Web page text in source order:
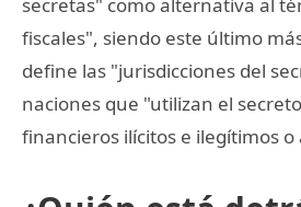
fiscales", siendo este último
define las "jurisdicciones del
naciones que "utilizan el
financieros ilícitos e ilegítimos o